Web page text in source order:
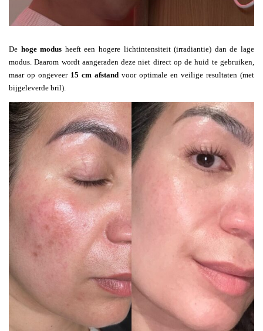
De hoge modus heeft een hogere lichtintensiteit (irradiantie) dan de lage
modus. Daarom wordt aangeraden deze niet direct op de huid te gebruiken,
maar op ongeveer 15 cm afstand voor optimale en veilige resultaten (met
bijgeleverde bril).